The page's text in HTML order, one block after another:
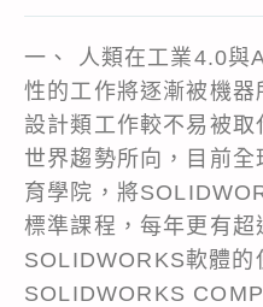
一、 人類在工業4.0與
性的工作將逐漸被機
設計類工作較不易被
世界趨勢所向，目前
育學院，將
標準課程，每年更有
SOLIDWORKS軟體的
SOLIDWORKS